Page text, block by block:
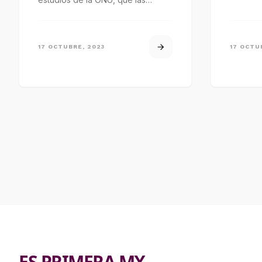
17 OCTUBRE, 2023 17